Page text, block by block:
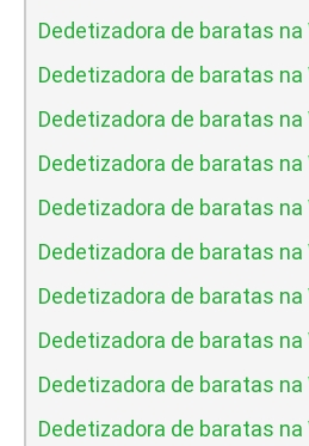
Dedetizadora de baratas
Dedetizadora de baratas
Dedetizadora de baratas na
Dedetizadora de baratas
Dedetizadora de baratas
Dedetizadora de baratas na
Dedetizadora de baratas na
Dedetizadora de baratas na
Dedetizadora de baratas na
Dedetizadora de baratas na